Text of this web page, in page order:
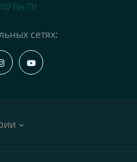
Пн-Пт
сетях: